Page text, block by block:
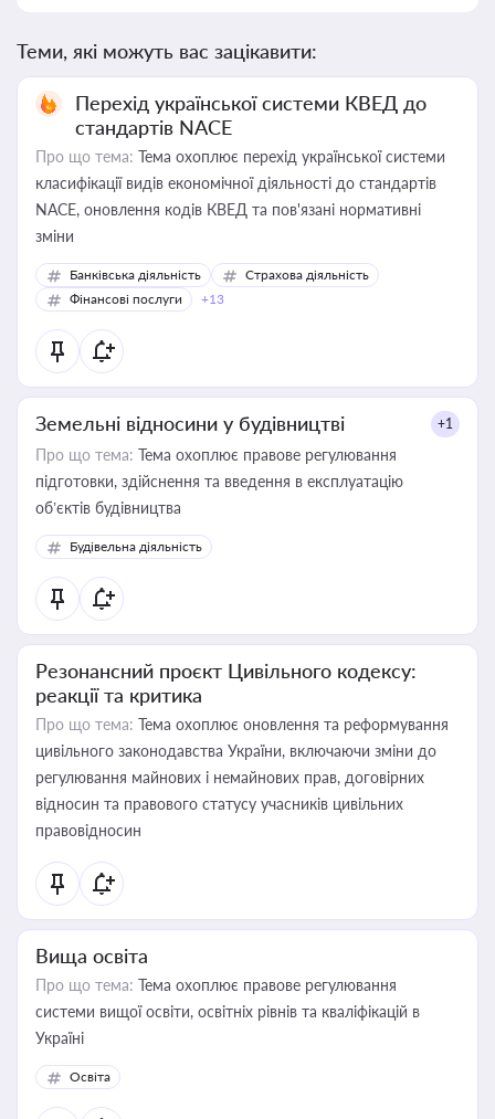
Теми, які можуть вас зацікавити:
Перехід української системи КВЕД до
стандартів NACE
Про що тема: Тема охоплює перехід української системи
класифікації видів економічної діяльності до стандартів
NACE, оновлення кодів КВЕД та пов'язані нормативні
зміни
Банківська діяльність
Страхова діяльність
Фінансові послуги
+13
Земельні відносини у будівництві +1
Про що тема: Тема охоплює правове регулювання
підготовки, здійснення та введення в експлуатацію
об’єктів будівництва
Будівельна діяльність
Резонансний проєкт Цивільного кодексу:
реакції та критика
Про що тема: Тема охоплює оновлення та реформування
цивільного законодавства України, включаючи зміни до
регулювання майнових і немайнових прав, договірних
відносин та правового статусу учасників цивільних
правовідносин
Вища освіта
Про що тема: Тема охоплює правове регулювання
системи вищої освіти, освітніх рівнів та кваліфікацій в
Україні
Освіта